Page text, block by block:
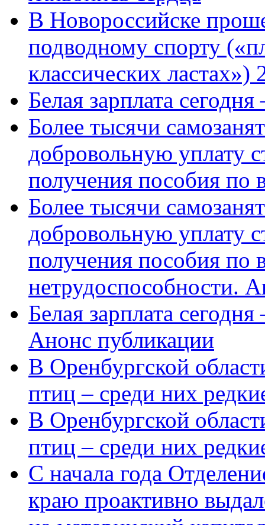
В Новороссийске
подводному спорту
классических ластах»)
Белая зарплата
Более тысячи
добровольную уплату
получения пособия по
Более тысячи
добровольную уплату
получения пособия по
нетрудоспособности.
Белая зарплата
Анонс публикации
В Оренбургской
птиц – среди них
В Оренбургской
птиц – среди них
С начала года
краю проактивно